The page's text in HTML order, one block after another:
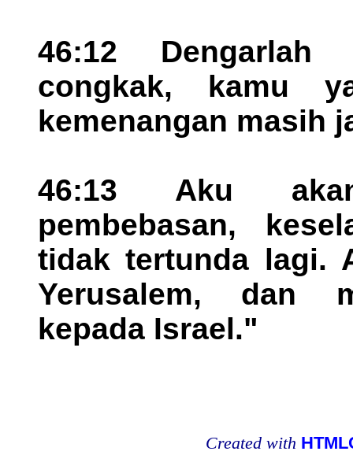
46:12
congkak, kamu
kemenangan masih
46:13 Aku
pembebasan,
tidak tertunda lagi.
Yerusalem, dan
kepada Israel."
Created with